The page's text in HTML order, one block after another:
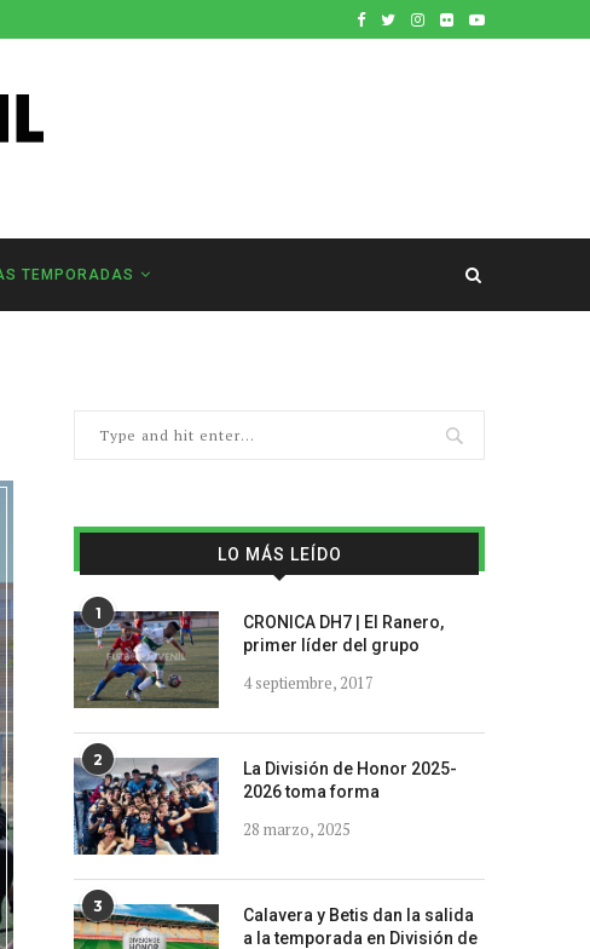
TEMPORADAS
LO MÁS LEÍDO
1
CRONICA DH7 | El Ranero,
primer líder del grupo
4 septiembre, 2017
2
La División de Honor 2025-
2026 toma forma
28 marzo, 2025
3
Calavera y Betis dan la salida
a la temporada en División de